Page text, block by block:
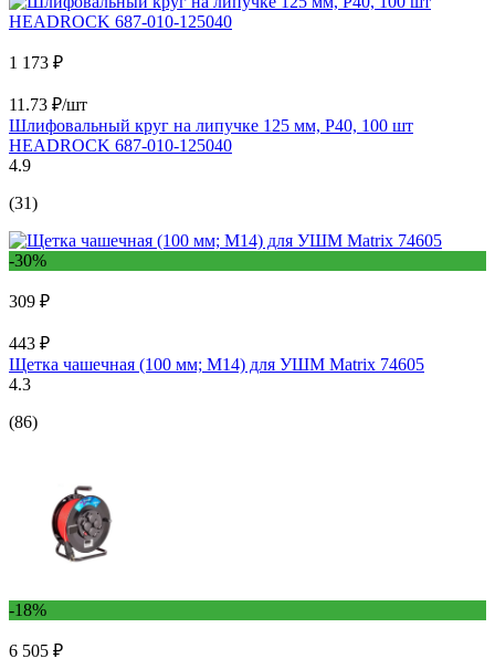
1 173 ₽
11.73 ₽/шт
Шлифовальный круг на липучке 125 мм, P40, 100 шт
HEADROCK 687-010-125040
4.9
(31)
-30%
309 ₽
443 ₽
Щетка чашечная (100 мм; М14) для УШМ Matrix 74605
4.3
(86)
-18%
6 505 ₽